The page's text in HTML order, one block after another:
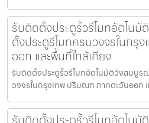
รับติดตั้งประตูรั้วรีโมทอัตโน
ตั้งประตูรีโมทครบวงจรในกรุ
ออก และพื้นที่ใกล้เคียง
รับติดตั้งประตูรั้วรีโมทอัตโนมัติวังสมบูร
วงจรในกรุงเทพ ปริมณฑ ภาคตะวันออก